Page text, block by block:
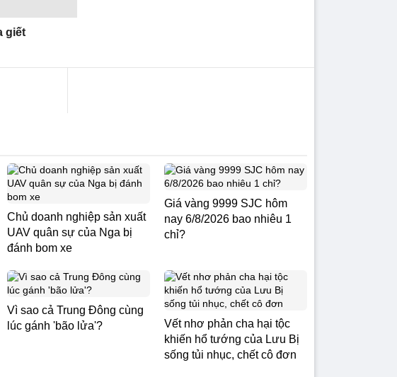
giết
Chủ doanh nghiệp sản xuất
UAV quân sự của Nga bị
đánh bom xe
Giá vàng 9999 SJC hôm
nay 6/8/2026 bao nhiêu 1
chỉ?
Vì sao cả Trung Đông cùng
lúc gánh 'bão lửa'?
Vết nhơ phản cha hại tộc
khiến hổ tướng của Lưu Bị
sống tủi nhục, chết cô đơn